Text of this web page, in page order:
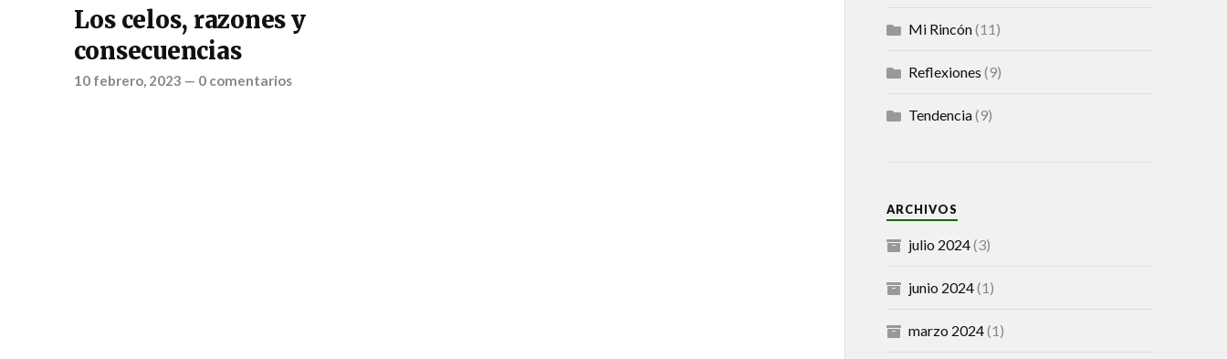
Los celos, razones y
consecuencias
10 febrero, 2023 — 0 comentarios
Mi Rincón(11)
Reflexiones (9)
Tendencia(9)
ARCHIVOS
julio 2024(3)
junio 2024(1)
marzo 2024(1)